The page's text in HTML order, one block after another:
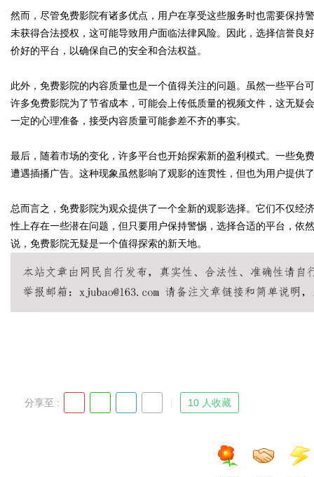
然而，尽管免费影院有诸多优点，用户在享受这些服务时也需要保持
未获得合法授权，这可能导致用户面临法律风险。因此，选择信誉良
价好的平台，以确保自己的安全和合法权益。
此外，免费影院的内容质量也是一个值得关注的问题。虽然一些平台
许多免费影院为了节省成本，可能会上传低质量的视频文件，这无疑
一定的心理准备，接受内容质量可能参差不齐的事实。
最后，随着市场的变化，许多平台也开始探索新的盈利模式。一些免
遭遇插播广告。这种现象虽然影响了观影的连贯性，但也为用户提供
总而言之，免费影院为观众提供了一个全新的观影选择。它们不仅经
性上存在一些潜在问题，但只要用户保持警惕，选择合适的平台，依
说，免费影院无疑是一个值得探索的新天地。
分享至 : 10 人收藏